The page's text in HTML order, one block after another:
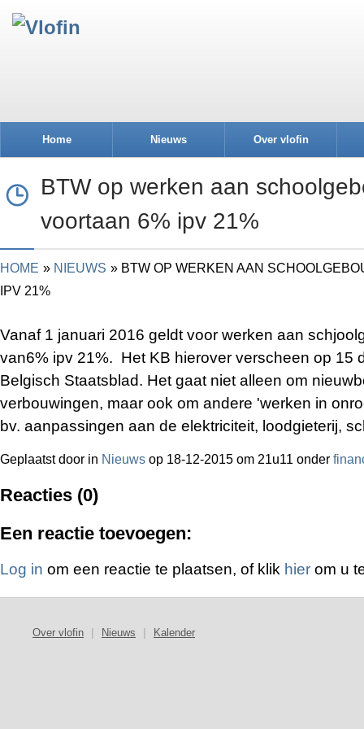
Home Nieuws Over vlofin
BTW op werken aan
voortaan 6% ipv 21%
HOME NIEUWS
BTW OP WERKEN AAN
IPV 21%
​Vanaf 1 januari 2016 geldt voor werken aan
van6% ipv 21%. Het KB hierover verscheen op 15
Belgisch Staatsblad. Het gaat niet alleen om
verbouwingen, maar ook om andere 'werken in
bv. aanpassingen aan de elektriciteit, loodgieterij,
Geplaatst door in Nieuws op 18-12-2015 om 21u11 onder
Reacties (0)
Een reactie toevoegen:
Log in om een reactie te plaatsen, of klik hier om u
Over vlofin Nieuws Kalender